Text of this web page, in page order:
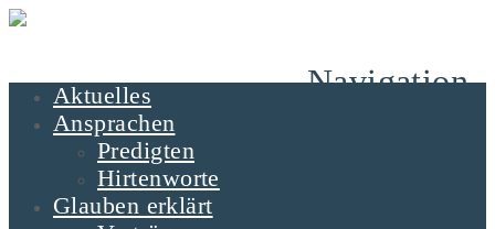
Navigation
Aktuelles
Ansprachen
Predigten
Hirtenworte
Glauben erklärt